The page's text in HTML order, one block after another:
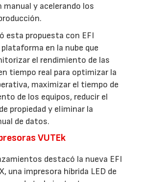
y acelerando los
esta propuesta con EFI
en la nube que
el rendimiento de las
tiempo real para optimizar la
maximizar el tiempo de
de los equipos, reducir el
propiedad y eliminar la
de datos.
VUTEk
destacó la nueva EFI
una impresora híbrida LED de